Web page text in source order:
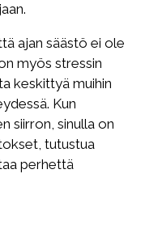
ajan säästö ei ole
myös stressin
keskittyä muihin
Kun
siirron, sinulla on
tutustua
perhettä